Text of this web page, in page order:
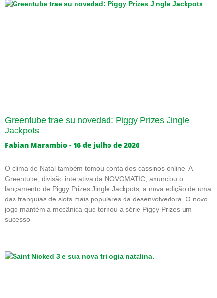
Greentube trae su novedad: Piggy Prizes Jingle
Jackpots
Fabian Marambio 16 de julho de 2026
O clima de Natal também tomou conta dos cassinos online. A
Greentube, divisão interativa da NOVOMATIC, anunciou o
lançamento de Piggy Prizes Jingle Jackpots, a nova edição de uma
das franquias de slots mais populares da desenvolvedora. O novo
jogo mantém a mecânica que tornou a série Piggy Prizes um
sucesso